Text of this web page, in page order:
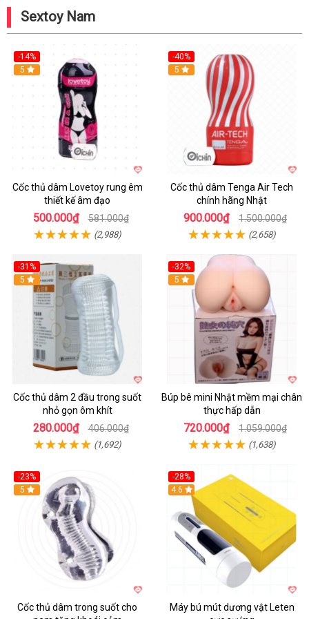
Sextoy Nam
-14%
Hot
5
Cốc thủ dâm Lovetoy rung êm
thiết kế âm đạo
500.000₫ 581.000₫
(2,988)
-40%
Hot
5
Cốc thủ dâm Tenga Air Tech
chính hãng Nhật
900.000₫ 1.500.000₫
(2,658)
-31%
Hot
5
Cốc thủ dâm 2 đầu trong suốt
nhỏ gọn ôm khít
280.000₫ 406.000₫
(1,692)
-32%
Hot
5
Búp bê mini Nhật mềm mại chân
thực hấp dẫn
720.000₫ 1.059.000₫
(1,638)
-23%
Hot
5
Cốc thủ dâm trong suốt cho
-28%
Hot
4.6
Máy bú mút dương vật Leten